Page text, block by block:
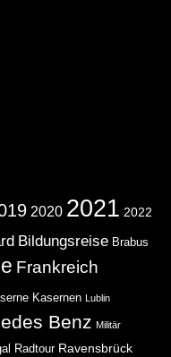
2020 2021 2022
Bildungsreise Brabus
Frankreich
Kasernen Lublin
Benz Militär
Radtour Ravensbrück